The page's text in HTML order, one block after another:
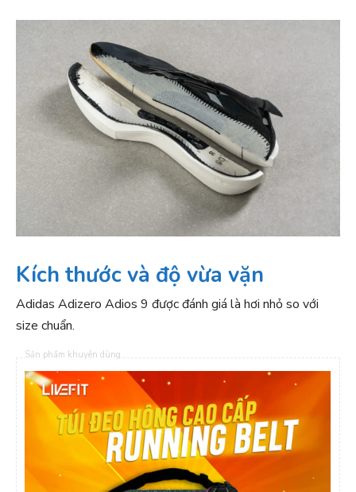
Kích thước và độ vừa vặn
Adidas Adizero Adios 9 được đánh giá là hơi nhỏ so với
size chuẩn.
Sản phẩm khuyên dùng